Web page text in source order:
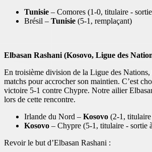
Tunisie – Comores (1-0, titulaire -
Brésil – Tunisie (5-1, remplaçant)
Elbasan Rashani (Kosovo, Ligue des
En troisième division de la Ligue des
matchs pour accrocher son maintien. C’est
victoire 5-1 contre Chypre. Notre ailier
lors de cette rencontre.
Irlande du Nord – Kosovo (2-1, titulaire
Kosovo – Chypre (5-1, titulaire - sortie
Revoir le but d’Elbasan Rashani :